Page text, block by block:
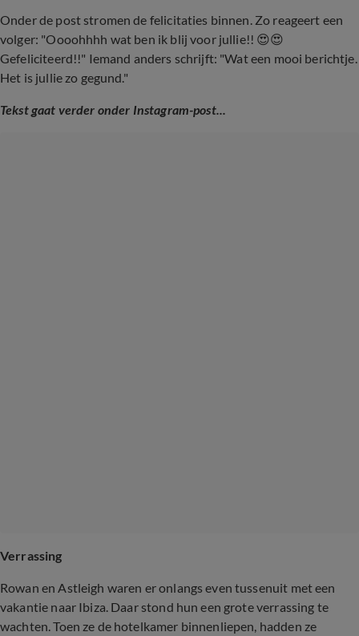
Onder de post stromen de felicitaties binnen. Zo reageert een
volger: "Oooohhhh wat ben ik blij voor jullie!! 😍😍
Gefeliciteerd!!" Iemand anders schrijft: "Wat een mooi berichtje.
Het is jullie zo gegund."
Tekst gaat verder onder Instagram-post...
Verrassing
Rowan en Astleigh waren er onlangs even tussenuit met een
vakantie naar Ibiza. Daar stond hun een grote verrassing te
wachten. Toen ze de hotelkamer binnenliepen, hadden ze